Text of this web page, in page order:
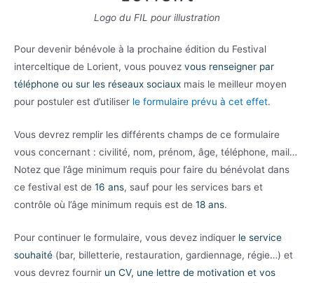
Logo du FIL pour illustration
Pour devenir bénévole à la prochaine édition du Festival
interceltique de Lorient, vous pouvez vous renseigner par
téléphone ou sur les réseaux sociaux mais le meilleur moyen
pour postuler est d’utiliser le formulaire prévu à cet effet.
Vous devrez remplir les différents champs de ce formulaire
vous concernant : civilité, nom, prénom, âge, téléphone, mail…
Notez que l’âge minimum requis pour faire du bénévolat dans
ce festival est de 16 ans, sauf pour les services bars et
contrôle où l’âge minimum requis est de 18 ans.
Pour continuer le formulaire, vous devez indiquer le service
souhaité (bar, billetterie, restauration, gardiennage, régie…) et
vous devrez fournir un CV, une lettre de motivation et vos